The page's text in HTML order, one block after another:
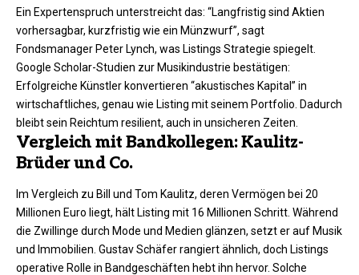
Ein Expertenspruch unterstreicht das: “Langfristig sind Aktien
vorhersagbar, kurzfristig wie ein Münzwurf”, sagt
Fondsmanager Peter Lynch, was Listings Strategie spiegelt.
Google Scholar-Studien zur Musikindustrie bestätigen:
Erfolgreiche Künstler konvertieren “akustisches Kapital” in
wirtschaftliches, genau wie Listing mit seinem Portfolio. Dadurch
bleibt sein Reichtum resilient, auch in unsicheren Zeiten.​
Vergleich mit Bandkollegen: Kaulitz-
Brüder und Co.
Im Vergleich zu Bill und Tom Kaulitz, deren Vermögen bei 20
Millionen Euro liegt, hält Listing mit 16 Millionen Schritt. Während
die Zwillinge durch Mode und Medien glänzen, setzt er auf Musik
und Immobilien. Gustav Schäfer rangiert ähnlich, doch Listings
operative Rolle in Bandgeschäften hebt ihn hervor. Solche